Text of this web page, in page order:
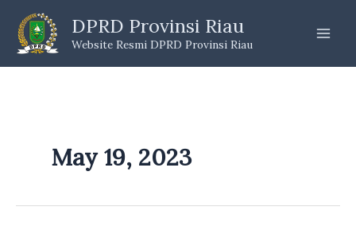
content
DPRD Provinsi Riau
Website Resmi DPRD Provinsi Riau
May 19, 2023